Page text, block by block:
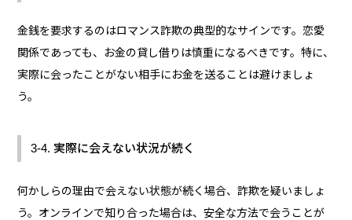
金銭を要求するのはロマンス詐欺の典型的なサインです。恋愛
関係であっても、お金の貸し借りは慎重になるべきです。特に、
実際に会ったことがない相手にお金を送ることは避けましょ
う。
3-4. 実際に会えない状況が続く
何かしらの理由で会えない状態が続く場合、詐欺を疑いましょ
う。オンラインで知り合った場合は、安全な方法で会うことが